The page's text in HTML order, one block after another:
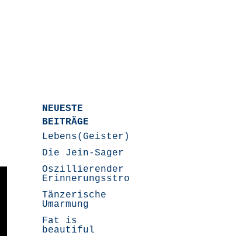
NEUESTE
BEITRÄGE
Lebens(Geister)Geschichten
Die Jein-Sager
Oszillierender
Erinnerungsstrom
Tänzerische
Umarmung
Fat is
beautiful